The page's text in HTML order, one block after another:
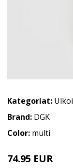
Kategoriat:
Brand: DGK
Color: multi
74.95 EUR